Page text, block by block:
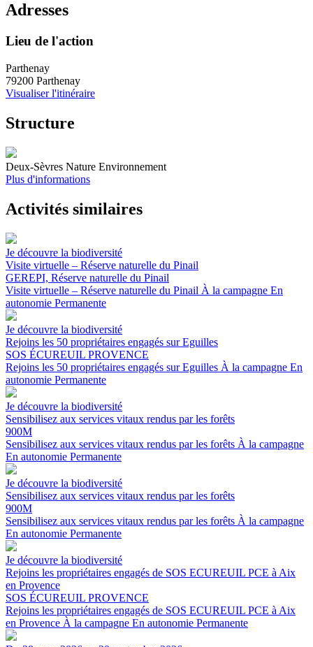
Adresses
Lieu de l'action
Parthenay
79200 Parthenay
Visualiser l'itinéraire
Structure
Deux-Sèvres Nature Environnement
Plus d'informations
Activités similaires
Je découvre la biodiversité
Visite virtuelle – Réserve naturelle du Pinail
GEREPI, Réserve naturelle du Pinail
Visite virtuelle – Réserve naturelle du Pinail À la campagne En
autonomie Permanente
Je découvre la biodiversité
Rejoins les 50 propriétaires engagés sur Eguilles
SOS ÉCUREUIL PROVENCE
Rejoins les 50 propriétaires engagés sur Eguilles À la campagne En
autonomie Permanente
Je découvre la biodiversité
Sensibilisez aux services vitaux rendus par les forêts
900M
Sensibilisez aux services vitaux rendus par les forêts À la campagne
En autonomie Permanente
Je découvre la biodiversité
Sensibilisez aux services vitaux rendus par les forêts
900M
Sensibilisez aux services vitaux rendus par les forêts À la campagne
En autonomie Permanente
Je découvre la biodiversité
Rejoins les propriétaires engagés de SOS ECUREUIL PCE à Aix
en Provence
SOS ÉCUREUIL PROVENCE
Rejoins les propriétaires engagés de SOS ECUREUIL PCE à Aix
en Provence À la campagne En autonomie Permanente